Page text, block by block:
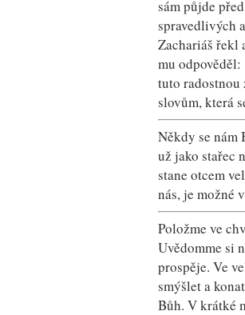
sám půjde
spravedlivých
Zachariáš řekl
mu
tuto radostnou
slovům, která
Někdy se nám
už jako stařec
stane otcem
nás, je možné
Položme ve
Uvědomme si
prospěje. Ve
smýšlet a
Bůh. V krátké